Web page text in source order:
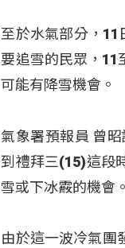
至於水氣部分，11
要追雪的民眾，11
可能有降雪機會。
氣象署預報員 曾
到禮拜三(15)這段
雪或下冰霰的機會
由於這一波冷氣團